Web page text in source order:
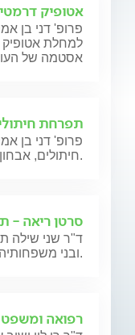
אטופיק
פרופ' דני בן
למחלת
אסטמה של
תפרחת
פרופ' דני בן
חיתולים, אבחון וטיפול.
סרטן ריאה -
ד"ר שני שילה
ובני משפחותיהם.
רפואה ומשפט